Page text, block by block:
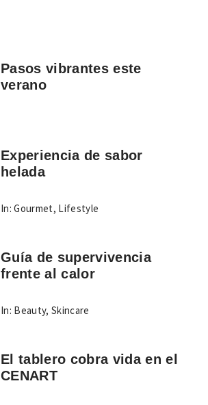
Pasos vibrantes este
verano
Experiencia de sabor
helada
In: Gourmet, Lifestyle
Guía de supervivencia
frente al calor
In: Beauty,Skincare
El tablero cobra vida en el
CENART